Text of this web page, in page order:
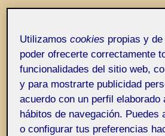
Utilizamoscookies propias y
poder ofrecerte correctamente
funcionalidades del sitio web,
y para mostrarte publicidad
acuerdo con un perfil elaborado
hábitos de navegación. Puedes
o configurar tus preferencias